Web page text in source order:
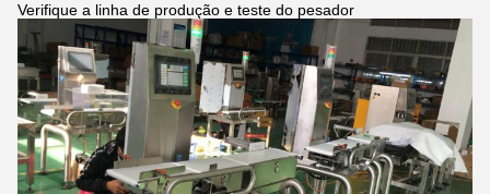
Verifique a linha de produção e teste do pesador